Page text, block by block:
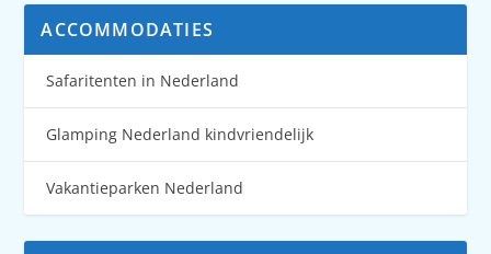
ACCOMMODATIES
Safaritenten in Nederland
Glamping Nederland kindvriendelijk
Vakantieparken Nederland